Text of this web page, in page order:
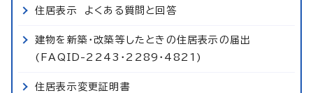
住居表示 よくある質問と回答
建物を新築・改築等したときの住居表示の届出
(FAQID-2243・2289・4821)
住居表示変更証明書